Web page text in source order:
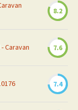
8.2
Caravan 7.6
7.4